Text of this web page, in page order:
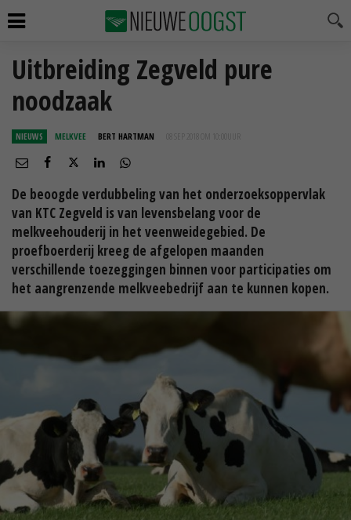
Uitbreiding Zegveld pure
noodzaak
NIEUWS MELKVEE BERT HARTMAN 08 SEP 2018 OM 10:00
De beoogde verdubbeling van het onderzoeksoppervlak
van KTC Zegveld is van levensbelang voor de
melkveehouderij in het veenweidegebied. De
proefboerderij kreeg de afgelopen maanden
verschillende toezeggingen binnen voor participaties om
het aangrenzende melkveebedrijf aan te kunnen kopen.